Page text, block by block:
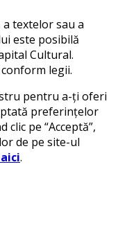
textelor sau a
este posibilă
Cultural.
legii.
pentru a-ți oferi
preferințelor
pe “Acceptă”,
de pe site-ul
.